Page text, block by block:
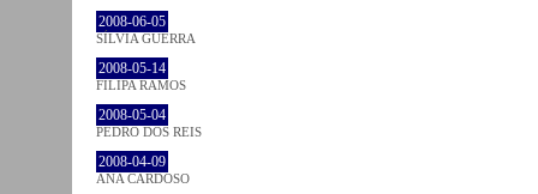
2008-06-05
SÍLVIA GUERRA
2008-05-14
FILIPA RAMOS
2008-05-04
PEDRO DOS REIS
2008-04-09
ANA CARDOSO